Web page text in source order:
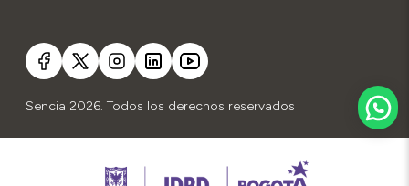
Sencia 2026. Todos los derechos reservados